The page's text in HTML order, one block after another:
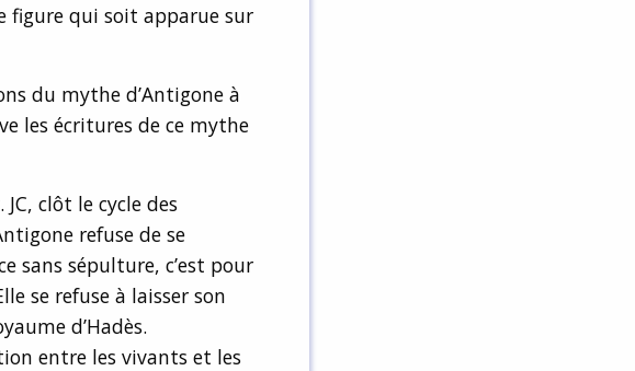
figure qui soit apparue sur
du mythe d’Antigone à
les écritures de ce mythe
clôt le cycle des
refuse de se
sans sépulture, c’est pour
se refuse à laisser son
d’Hadès.
entre les vivants et les